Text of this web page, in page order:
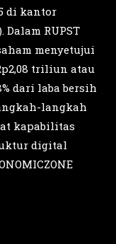
di kantor
Dalam RUPST
menyetujui
triliun atau
dari laba bersih
langkah
kapabilitas
digital